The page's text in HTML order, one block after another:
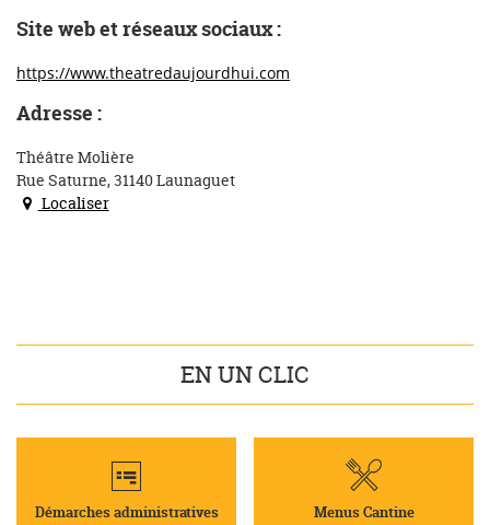
Site web et réseaux sociaux :
https://www.theatredaujourdhui.com
Adresse :
Théâtre Molière
Rue Saturne, 31140 Launaguet
Localiser
EN UN CLIC
Démarches administratives Menus Cantine